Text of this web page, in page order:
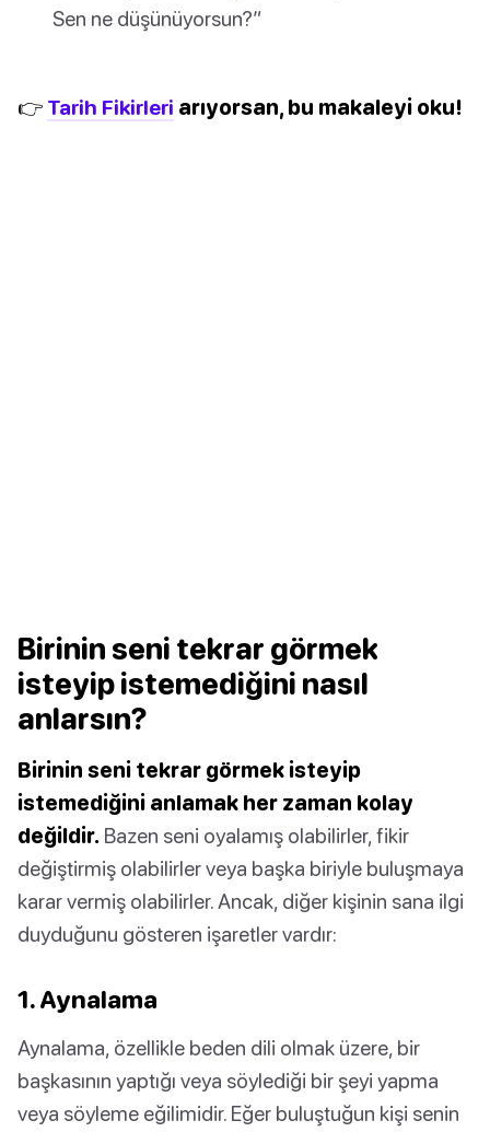
Sen ne düşünüyorsun?”
👉 Tarih Fikirleri arıyorsan, bu makaleyi oku!
Birinin seni tekrar görmek
isteyip istemediğini nasıl
anlarsın?
Birinin seni tekrar görmek isteyip
istemediğini anlamak her zaman kolay
değildir. Bazen seni oyalamış olabilirler, fikir
değiştirmiş olabilirler veya başka biriyle buluşmaya
karar vermiş olabilirler. Ancak, diğer kişinin sana ilgi
duyduğunu gösteren işaretler vardır:
1. Aynalama
Aynalama, özellikle beden dili olmak üzere, bir
başkasının yaptığı veya söylediği bir şeyi yapma
veya söyleme eğilimidir. Eğer buluştuğun kişi senin